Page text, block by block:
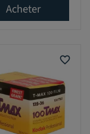
Acheter
favorite_border